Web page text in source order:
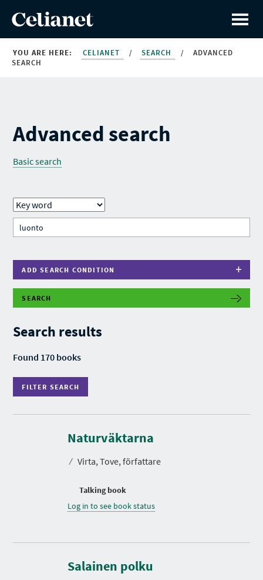
YOU ARE HERE: CELIANET / SEARCH /
ADVANCED
SEARCH
Advanced search
Basic search
ADD SEARCH CONDITION
SEARCH
Search results
Found 170 books
FILTER SEARCH
F
T
S
A
R
C
Naturväktarna
⁄ Virta, Tove, författare
Talking book
Log in to see book status
Salainen polku